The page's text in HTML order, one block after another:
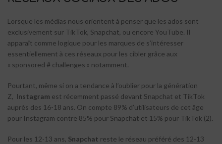
Lorsque les médias nous orientent à penser que les ados sont
exclusivement sur TikTok, Snapchat, ou encore YouTube. Il
apparaît comme logique pour les marques de s’intéresser
essentiellement à ces réseaux pour les cibler grâce aux
« sponsored # challenges » notamment.
Pourtant, même si on a tendance à l’oublier pour la génération
Z, Instagram est récemment passé devant Snapchat et TikTok
auprès des 16-18 ans. On compte 89% d’utilisateurs de cet âge
pour Instagram contre 85% pour Snapchat et 15% pour TikTok (2).
Pour les 12-13 ans, Snapchat reste le réseau préféré des 12-13